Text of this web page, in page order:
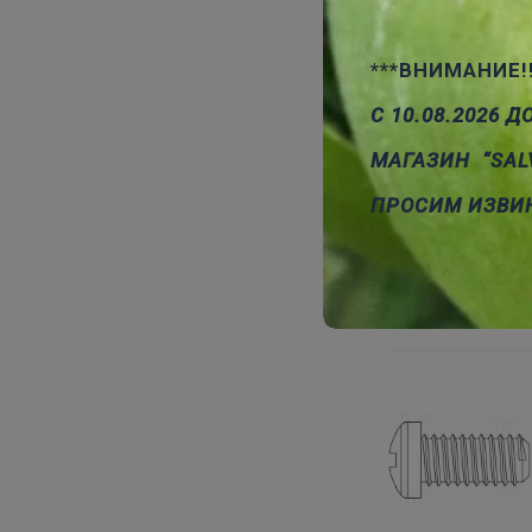
С 10.08.2026
МАГАЗИН
ПРОСИМ